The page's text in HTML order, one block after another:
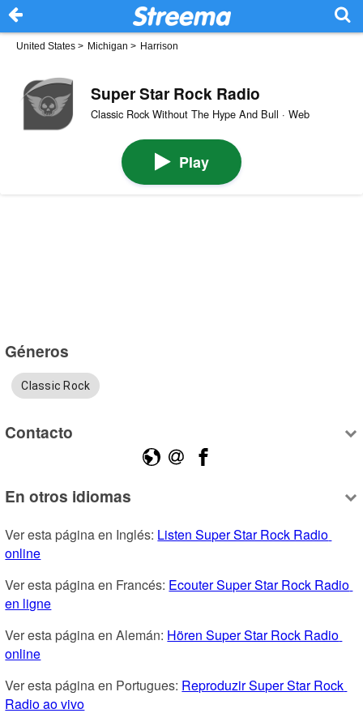
United States > Michigan > Harrison
Super Star Rock Radio
Classic Rock Without The Hype And Bull · Web
Play
Géneros
Classic Rock
Contacto
En otros idiomas
Ver esta página en Inglés: Listen Super Star Rock Radio
online
Ver esta página en Francés: Ecouter Super Star Rock Radio
en ligne
Ver esta página en Alemán: Hören Super Star Rock Radio
online
Ver esta página en Portugues: Reproduzir Super Star Rock
Radio ao vivo